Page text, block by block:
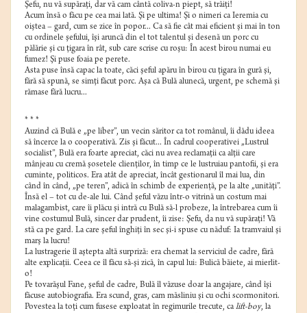
Şefu, nu vă supăraţi, dar vă cam cântă coliva-n piept, să trăiţi!
Acum însă o făcu pe cea mai lată. Şi pe ultima! Şi o nimeri ca Ieremia cu
oiştea – gard, cum se zice în popor... Ca să fie cât mai eficient şi mai în ton
cu ordinele şefului, îşi aruncă din el tot talentul şi desenă un porc cu
pălărie şi cu ţigara în rât, sub care scrise cu roşu: În acest birou numai eu
fumez! Şi puse foaia pe perete.
Asta puse însă capac la toate, căci şeful apăru în birou cu ţigara în gură şi,
fără să spună, se simţi făcut porc. Aşa că Bulă alunecă, urgent, pe schemă şi
rămase fără lucru...
* * *
Auzind că Bulă e „pe liber”, un vecin săritor ca tot românul, îi dădu ideea
să încerce la o cooperativă. Zis şi făcut... În cadrul cooperativei „Lustrul
socialist”, Bulă era foarte apreciat, căci nu avea reclamaţii ca alţii care
mânjeau cu cremă şosetele clienţilor, în timp ce le lustruiau pantofii, şi era
cuminte, politicos. Era atât de apreciat, încât gestionarul îl mai lua, din
când în când, „pe teren”, adică în schimb de experienţă, pe la alte „unităţi”.
Însă el – tot cu de-ale lui. Când şeful văzu într-o vitrină un costum mai
malagambist, care îi plăcu şi intră cu Bulă să-l probeze, la întrebarea cum îi
vine costumul Bulă, sincer dar prudent, îi zise: Şefu, da nu vă supăraţi! Vă
stă ca pe gard. La care şeful înghiţi în sec şi-i spuse cu năduf: Ia tramvaiul şi
marş la lucru!
La lustragerie îl aştepta altă surpriză: era chemat la serviciul de cadre, fără
alte explicaţii. Ceea ce îl făcu să-şi zică, în capul lui: Bulică băiete, ai mierlit-
o!
Pe tovarăşul Fane, şeful de cadre, Bulă îl văzuse doar la angajare, când îşi
făcuse autobiografia. Era scund, gras, cam măsliniu şi cu ochi scormonitori.
Povestea la toţi cum fusese exploatat în regimurile trecute, ca lift-boy, la